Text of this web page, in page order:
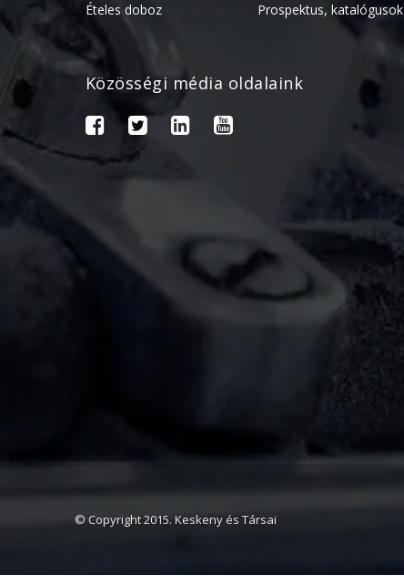
Ételes doboz
Prospektus, katalógusok
Közösségi média oldalaink
© Copyright 2015. Keskeny és Társai